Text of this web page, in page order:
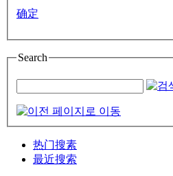
确定
Search
热门搜素
最近搜索